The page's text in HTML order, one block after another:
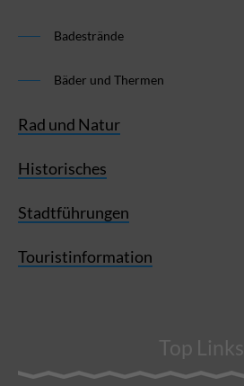
Badestrände
Bäder und Thermen
Rad und Natur
Historisches
Stadtführungen
Touristinformation
Top Links